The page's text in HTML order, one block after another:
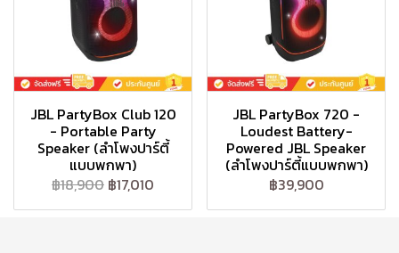
JBL PartyBox Club 120
- Portable Party
Speaker (ลำโพงปาร์ตี้
แบบพกพา)
฿18,900 ฿17,010
JBL PartyBox 720 -
Loudest Battery-
Powered JBL Speaker
(ลำโพงปาร์ตี้แบบพกพา)
฿39,900